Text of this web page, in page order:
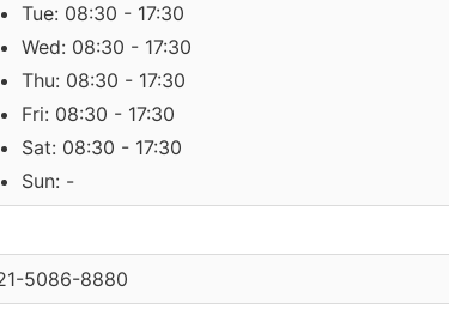
Tue: 08:30 - 17:30
Wed: 08:30 - 17:30
Thu: 08:30 - 17:30
Fri: 08:30 - 17:30
Sat: 08:30 - 17:30
Sun: -
5086-8880